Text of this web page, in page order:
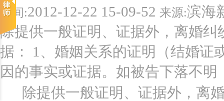
时间:2012-12-22 15-09-52 来源:滨海
除提供一般证明、证据外，离婚
据： 1、婚姻关系的证明（结婚证
因的事实或证据。如被告下落不明
除提供一般证明、证据外，离